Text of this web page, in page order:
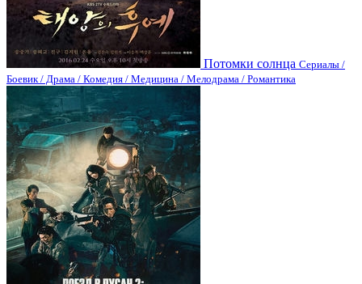
Потомки солнца Сериалы /
Боевик / Драма / Комедия / Медицина / Мелодрама / Романтика